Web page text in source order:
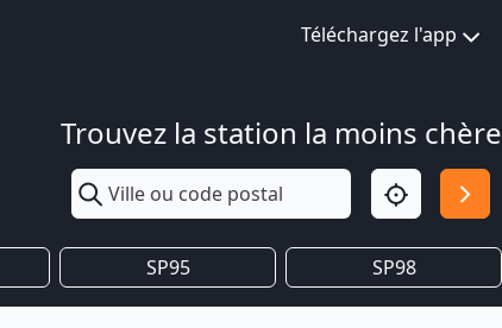
Téléchargez l'app
Trouvez la station la moins chère
SP95 SP98